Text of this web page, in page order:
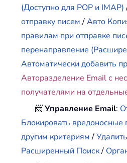
(Доступно для POP и IMAP)
отправку писем/Авто
правилам при отправке
перенаправление
Автоматически добавить
Авторазделение Email с
получателями на
📨Управление Email:
Блокировать вредоносные
другим критериям/
Расширенный Поиск/